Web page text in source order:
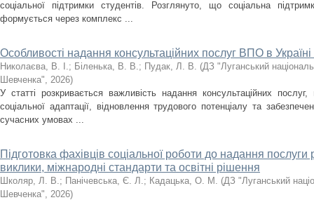
соціальної підтримки студентів. Розглянуто, що соціальна
формується через комплекс ...
Особливості надання консультаційних послуг ВПО в
Николаєва, В. І.; Біленька, В. В.; Пудак, Л. В. (ДЗ "Луганський
Шевченка", 2026)
У статті розкривається важливість надання консультаційних
соціальної адаптації, відновлення трудового потенціалу та
сучасних умовах ...
Підготовка фахівців соціальної роботи до надання послуги
виклики, міжнародні стандарти та освітні рішення
Школяр, Л. В.; Панічевська, Є. Л.; Кадацька, О. М. (ДЗ "Луганський
Шевченка", 2026)